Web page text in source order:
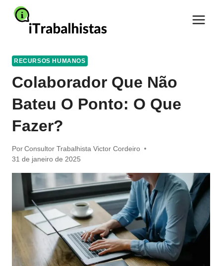
Pular
para
RECURSOS HUMANOS
Colaborador Que Não
Bateu O Ponto: O Que
Fazer?
Por Consultor Trabalhista Victor Cordeiro
31 de janeiro de 2025